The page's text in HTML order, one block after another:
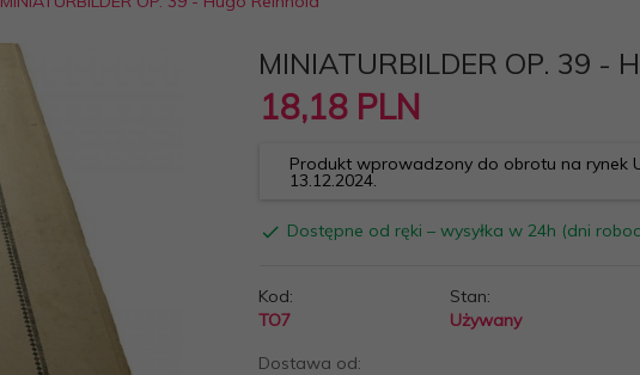
MINIATURBILDER OP. 39 -
18,18 PLN
Produkt wprowadzony do obrotu na rynek
13.12.2024.
Dostępne od ręki – wysyłka w 24h (dni
Kod:
TO7
Stan:
Używany
Dostawa od: